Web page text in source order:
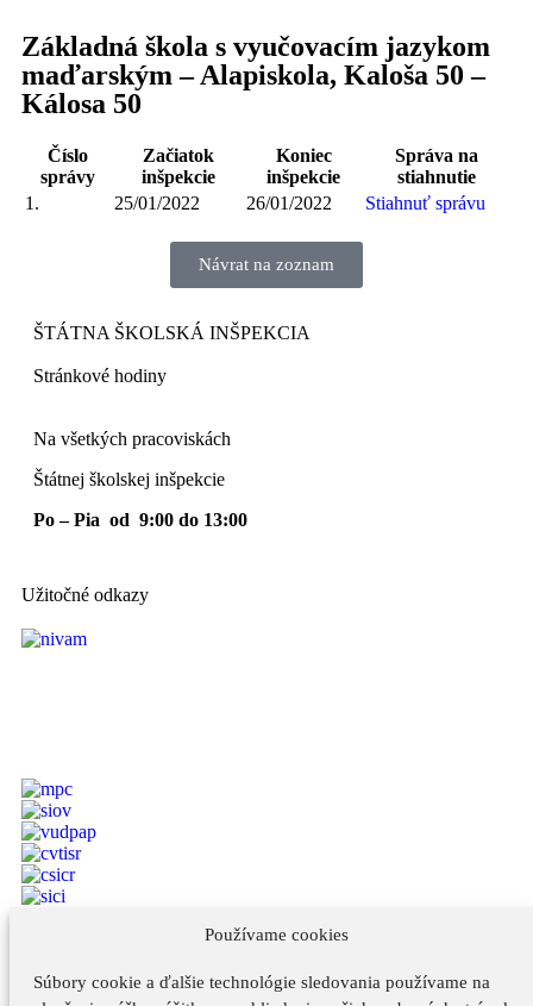
Používame cookies
Súbory cookie a ďalšie technológie sledovania používame na
Základná škola s vyučovacím jazykom
maďarským – Alapiskola, Kaloša 50 –
Kálosa 50
Číslo
správy
Začiatok
inšpekcie
Koniec
inšpekcie
Správa na
stiahnutie
1.
25/01/2022 26/01/2022 Stiahnuť správu
Návrat na zoznam
ŠTÁTNA ŠKOLSKÁ INŠPEKCIA
Stránkové hodiny​
Na všetkých pracoviskách
Štátnej školskej inšpekcie
Po – Pia od 9:00 do 13:00
Užitočné odkazy
Vyhlásenie o prístupnosti